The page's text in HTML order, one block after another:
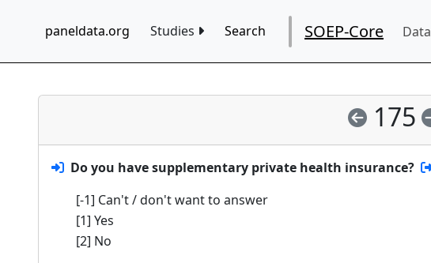
paneldata.org Studies Search SOEP-Core Data
175
Do you have supplementary private health insurance?
[-1] Can't / don't want to answer
[1] Yes
[2] No